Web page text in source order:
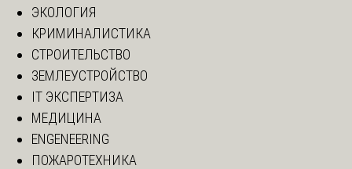
ЭКОЛОГИЯ
КРИМИНАЛИСТИКА
СТРОИТЕЛЬСТВО
ЗЕМЛЕУСТРОЙСТВО
IT ЭКСПЕРТИЗА
МЕДИЦИНА
ENGENEERING
ПОЖАРОТЕХНИКА